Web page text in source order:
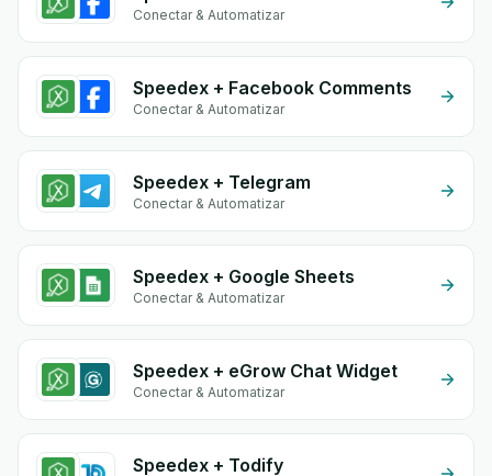
Conectar & Automatizar
Speedex + Facebook Comments
Conectar & Automatizar
Speedex + Telegram
Conectar & Automatizar
Speedex + Google Sheets
Conectar & Automatizar
Speedex + eGrow Chat Widget
Conectar & Automatizar
Speedex + Todify